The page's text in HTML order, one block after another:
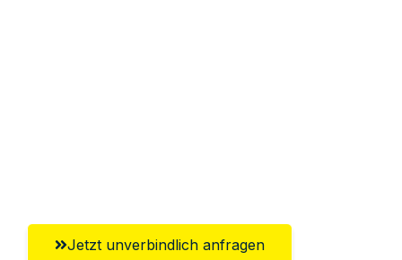
Jetzt unverbindlich anfragen